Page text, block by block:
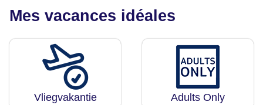
Mes vacances idéales
Vliegvakantie Adults Only